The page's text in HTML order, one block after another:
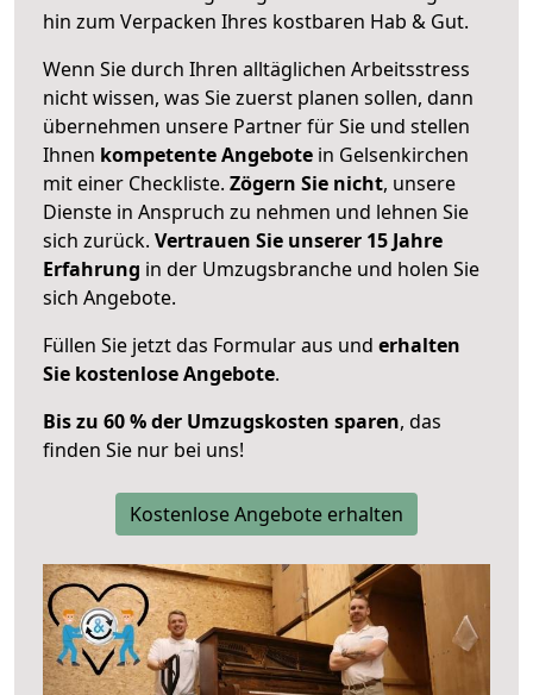
hin zum Verpacken Ihres kostbaren Hab & Gut.
Wenn Sie durch Ihren alltäglichen Arbeitsstress
nicht wissen, was Sie zuerst planen sollen, dann
übernehmen unsere Partner für Sie und stellen
Ihnen kompetente Angebote in Gelsenkirchen
mit einer Checkliste. Zögern Sie nicht, unsere
Dienste in Anspruch zu nehmen und lehnen Sie
sich zurück. Vertrauen Sie unserer 15 Jahre
Erfahrung in der Umzugsbranche und holen Sie
sich Angebote.
Füllen Sie jetzt das Formular aus und erhalten
Sie kostenlose Angebote.
Bis zu 60 % der Umzugskosten sparen, das
finden Sie nur bei uns!
Kostenlose Angebote erhalten